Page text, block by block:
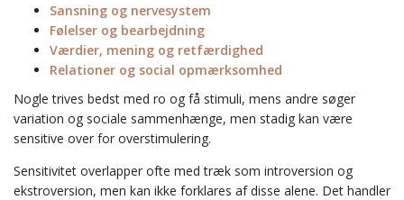
Sansning og nervesystem
Følelser og bearbejdning
Værdier, mening og retfærdighed
Relationer og social opmærksomhed
Nogle trives bedst med ro og få stimuli, mens andre søger
variation og sociale sammenhænge, men stadig kan være
sensitive over for overstimulering.
Sensitivitet overlapper ofte med træk som introversion og
ekstroversion, men kan ikke forklares af disse alene. Det handler